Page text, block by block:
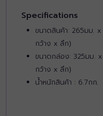
Specifications
ขนาดสินค้า: 265มม.
กว้าง x ลึก)
ขนาดกล่อง: 325มม.
กว้าง x ลึก)
น้ำหนักสินค้า : 6.7กก.